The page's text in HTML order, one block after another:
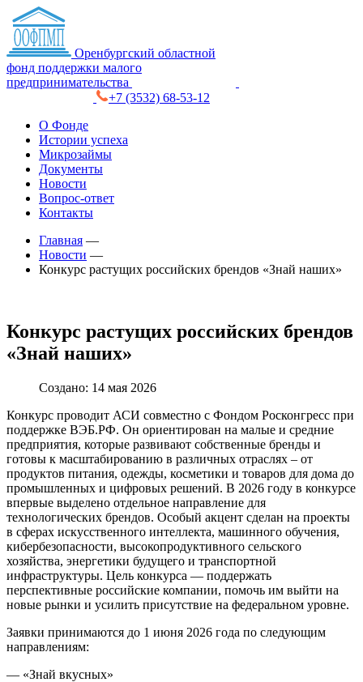
Оренбургский областной
фонд поддержки малого
предпринимательства
+7 (3532) 68-53-12
О Фонде
Истории успеха
Микрозаймы
Документы
Новости
Вопрос-ответ
Контакты
Главная —
Новости —
Конкурс растущих российских брендов «Знай наших»
Конкурс растущих российских брендов
«Знай наших»
Создано: 14 мая 2026
Конкурс проводит АСИ совместно с Фондом Росконгресс при
поддержке ВЭБ.РФ. Он ориентирован на малые и средние
предприятия, которые развивают собственные бренды и
готовы к масштабированию в различных отраслях – от
продуктов питания, одежды, косметики и товаров для дома до
промышленных и цифровых решений. В 2026 году в конкурсе
впервые выделено отдельное направление для
технологических брендов. Особый акцент сделан на проекты
в сферах искусственного интеллекта, машинного обучения,
кибербезопасности, высокопродуктивного сельского
хозяйства, энергетики будущего и транспортной
инфраструктуры. Цель конкурса — поддержать
перспективные российские компании, помочь им выйти на
новые рынки и усилить присутствие на федеральном уровне.
Заявки принимаются до 1 июня 2026 года по следующим
направлениям:
— «Знай вкусных»